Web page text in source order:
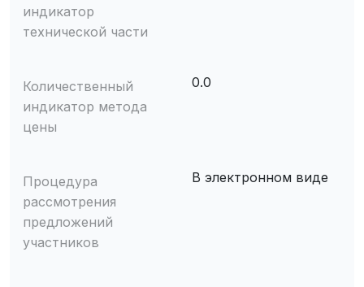
индикатор
технической части
Количественный
индикатор метода
цены
0.0
Процедура
рассмотрения
предложений
участников
В электронном виде